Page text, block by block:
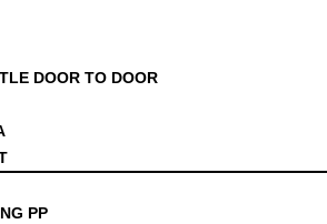
DOOR TO DOOR
PP